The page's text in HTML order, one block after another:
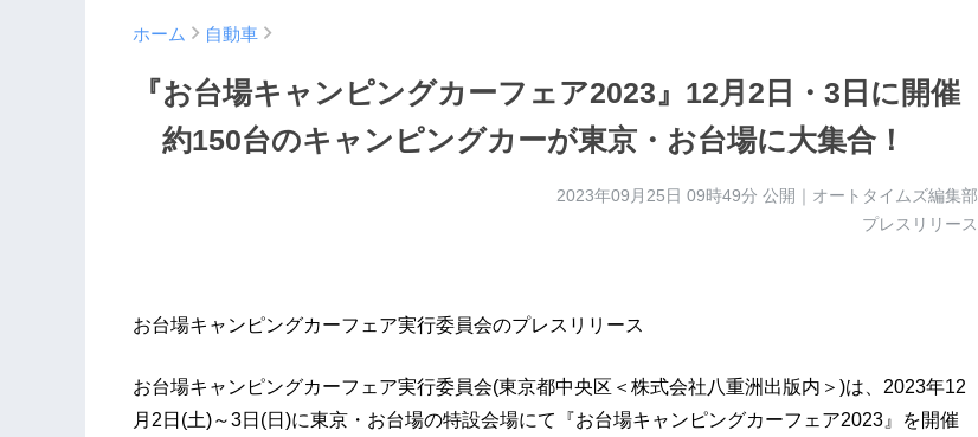
ホーム 自動車
『お台場キャンピングカーフェア2023』12月2日・3日に開催
約150台のキャンピングカーが東京・お台場に大集合！
2023年09月25日 09時49分 公開｜オートタイムズ編集部
プレスリリース
お台場キャンピングカーフェア実行委員会のプレスリリース
お台場キャンピングカーフェア実行委員会(東京都中央区＜株式会社八重洲出版内＞)は、2023年12
月2日(土)～3日(日)に東京・お台場の特設会場にて『お台場キャンピングカーフェア2023』を開催